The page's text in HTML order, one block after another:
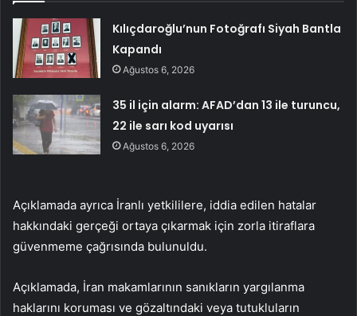
Kılıçdaroğlu’nun Fotoğrafı Siyah Bantla
Kapandı
Ağustos 6, 2026
35 il için alarm: AFAD’dan 13 ile turuncu,
22 ile sarı kod uyarısı
Ağustos 6, 2026
Açıklamada ayrıca İranlı yetkililere, iddia edilen hatalar
hakkındaki gerçeği ortaya çıkarmak için zorla itiraflara
güvenmeme çağrısında bulunuldu.
Açıklamada, İran makamlarının sanıkların yargılanma
haklarını koruması ve gözaltındaki veya tutukluların